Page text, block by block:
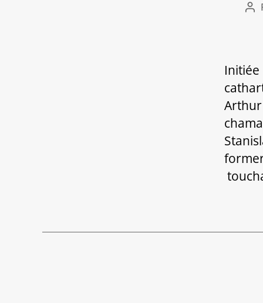
Initiée
Arthur